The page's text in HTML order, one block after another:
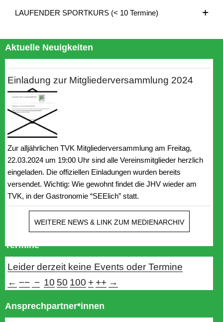
LAUFENDER SPORTKURS (< 10 Termine)
Aktuelle Neuigkeiten
Einladung zur Mitgliederversammlung 2024
Zur alljährlichen TVK Mitgliederversammlung am Freitag,
22.03.2024 um 19:00 Uhr sind alle Vereinsmitglieder herzlich
eingeladen. Die offiziellen Einladungen wurden bereits
versendet. Wichtig: Wie gewohnt findet die JHV wieder am
TVK, in der Gastronomie “SEElich” statt.
WEITERE NEWS & LINK ZUM MEDIENARCHIV
Termine
Leider derzeit keine Events oder Termine
← −− − 10 50 100 + ++ →
Ansprechpartner*innen